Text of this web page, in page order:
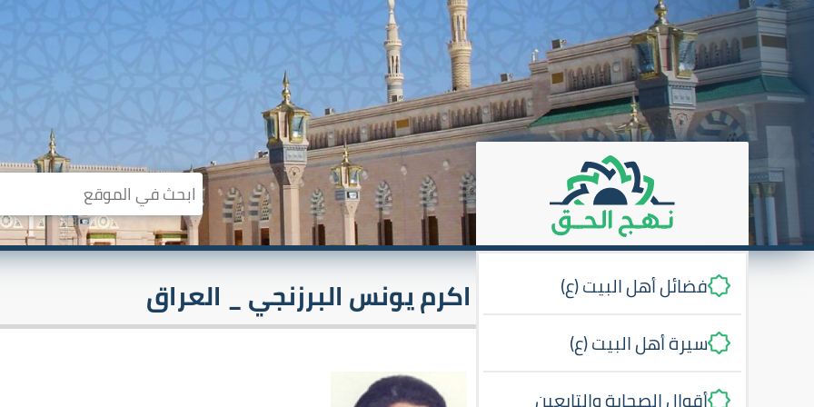
فضائل أهل البيت (ع)
سيرة أهل البيت (ع)
أقوال الصحابة والتابعين
اكرم يونس البرزنجي _ العراق